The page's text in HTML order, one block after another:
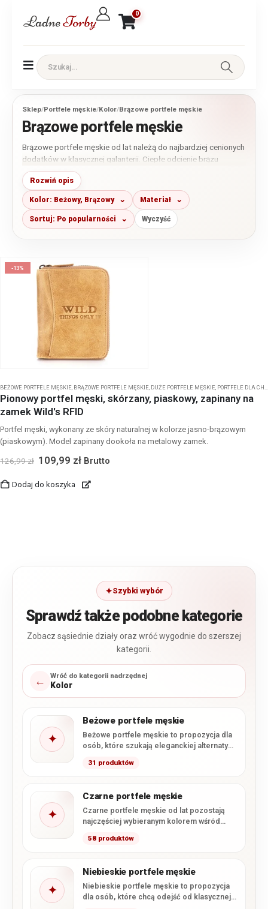
0
Sklep/Portfele męskie/Kolor/Brązowe portfele męskie
Brązowe portfele męskie
Brązowe portfele męskie od lat należą do najbardziej cenionych
dodatków w klasycznej galanterii. Ciepłe odcienie brązu
doskonale komponują się zarówno z eleganckim strojem, jak i
codziennymi stylizacjami. W naszej ofercie znajdziesz portfele
ze skóry naturalnej i ekologicznej w różnych odcieniach – od
jasnego brązu i koniaku po głęboki ciemnobrązowy kolor oraz
modele vintage.
Rozwiń opis
Kolor: Beżowy, Brązowy Materiał
Sortuj: Po popularności Wyczyść
-13%
BEŻOWE PORTFELE MĘSKIE BRĄZOWE PORTFELE MĘSKIE DUŻE PORTFELE MĘSKIE PORTFELE DLA CHŁOPCA
Pionowy portfel męski, skórzany, piaskowy, zapinany na
zamek Wild's RFID
Portfel męski, wykonany ze skóry naturalnej w kolorze jasno-brązowym
(piaskowym). Model zapinany dookoła na metalowy zamek.
126,99zł 109,99 zł Brutto
Dodaj do koszyka
Szybki wybór
Sprawdź także podobne kategorie
Zobacz sąsiednie działy oraz wróć wygodnie do szerszej
kategorii.
← Wróć do kategorii nadrzędnej
Kolor
✦
Beżowe portfele męskie
Beżowe portfele męskie to propozycja dla
osób, które szukają eleganckiej alternatywy
31 produktów
✦
Czarne portfele męskie
Czarne portfele męskie od lat pozostają
najczęściej wybieranym kolorem wśród
sprawia, że…
58 produktów
✦
Niebieskie portfele męskie
Niebieskie portfele męskie to propozycja
dla osób, które chcą odejść od klasycznej